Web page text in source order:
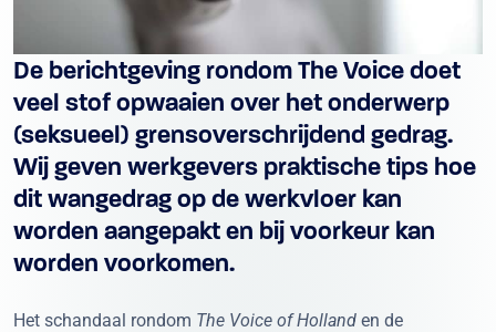
De berichtgeving rondom The Voice doet
veel stof opwaaien over het onderwerp
(seksueel) grensoverschrijdend gedrag.
Wij geven werkgevers praktische tips hoe
dit wangedrag op de werkvloer kan
worden aangepakt en bij voorkeur kan
worden voorkomen.
Het schandaal rondom The Voice of Hollanden de